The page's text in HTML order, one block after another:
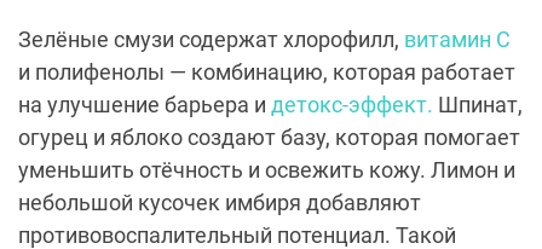
Зелёные смузи содержат хлорофилл, витамин С
и полифенолы — комбинацию, которая работает
на улучшение барьера и детокс-эффект. Шпинат,
огурец и яблоко создают базу, которая помогает
уменьшить отёчность и освежить кожу. Лимон и
небольшой кусочек имбиря добавляют
противовоспалительный потенциал. Такой